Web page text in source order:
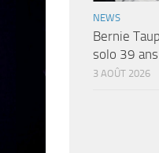
NEWS
Bernie
solo 39
3 AOÛT 2026